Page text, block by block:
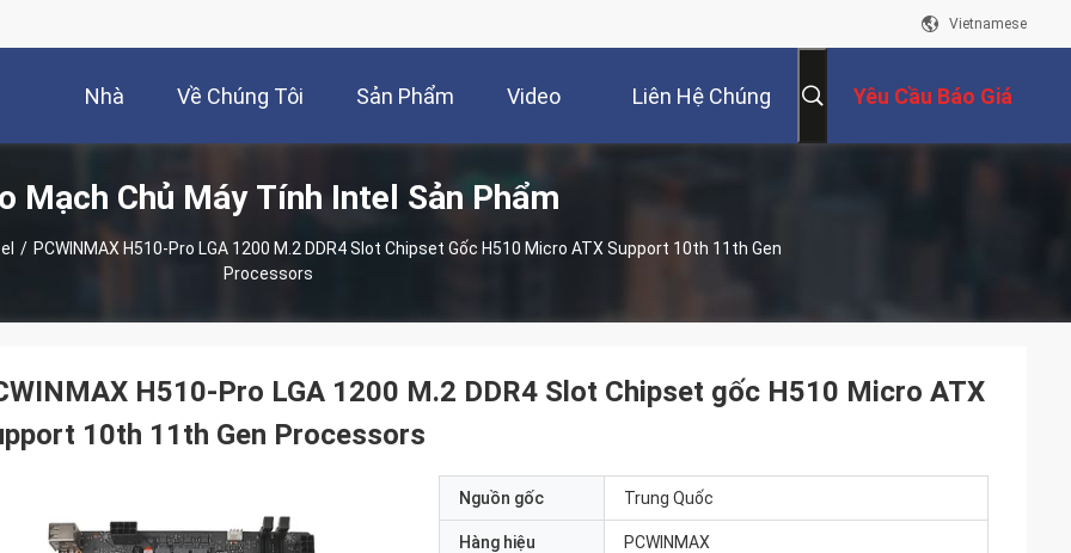
Vietnamese
Nhà Về Chúng Tôi Sản Phẩm Video Liên Hệ Chúng Yêu Cầu Báo Giá
Mạch Chủ Máy Tính Intel Sản Phẩm
/ PCWINMAX H510-Pro LGA 1200 M.2 DDR4 Slot Chipset Gốc H510 Micro ATX Support 10th 11th Gen
Processors
H510-Pro LGA 1200 M.2 DDR4 Slot Chipset gốc H510 Micro ATX
10th 11th Gen Processors
Nguồn gốc Trung Quốc
Hàng hiệu PCWINMAX